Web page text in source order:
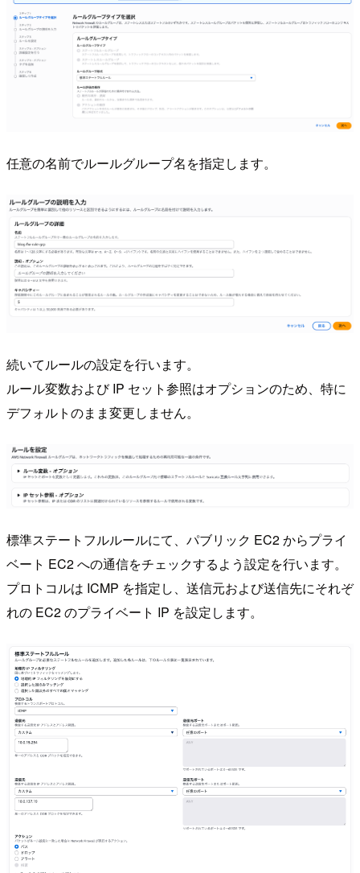
任意の名前でルールグループ名を指定します。
続いてルールの設定を行います。
ルール変数および IP セット参照はオプションのため、特に
デフォルトのまま変更しません。
標準ステートフルルールにて、パブリック EC2 からプライ
ベート EC2 への通信をチェックするよう設定を行います。
プロトコルは ICMP を指定し、送信元および送信先にそれぞ
れの EC2 のプライベート IP を設定します。